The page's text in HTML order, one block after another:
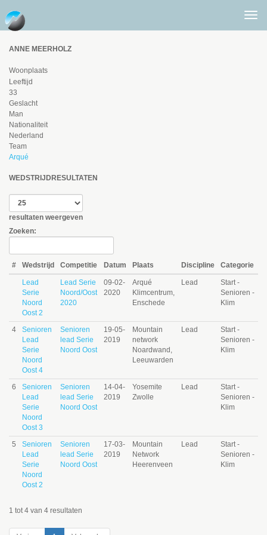
ANNE MEERHOLZ
Woonplaats
Leeftijd
33
Geslacht
Man
Nationaliteit
Nederland
Team
Arqué
WEDSTRIJDRESULTATEN
resultaten weergeven
Zoeken:
# Wedstrijd Competitie Datum Plaats Discipline Categorie
Lead
Serie
Noord
Oost 2
Lead Serie
Noord/Oost
2020
09-02-
2020
Arqué
Klimcentrum,
Enschede
Lead
Start -
Senioren -
Klim
4
Senioren
Lead
Serie
Noord
Oost 4
Senioren
lead Serie
Noord Oost
19-05-
2019
Mountain
network
Noardwand,
Leeuwarden
Lead
Start -
Senioren -
Klim
6
Senioren
Lead
Serie
Noord
Oost 3
Senioren
lead Serie
Noord Oost
14-04-
2019
Yosemite
Zwolle
Lead
Start -
Senioren -
Klim
5
Senioren
Lead
Serie
Noord
Oost 2
Senioren
lead Serie
Noord Oost
17-03-
2019
Mountain
Network
Heerenveen
Lead
Start -
Senioren -
Klim
1 tot 4 van 4 resultaten